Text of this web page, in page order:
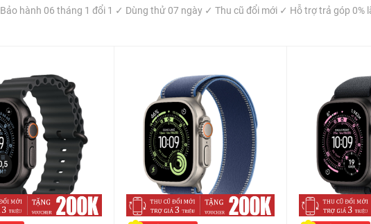
Bảo hành 06 tháng 1 đổi 1 ✓ Dùng thử 07 ngày ✓ Thu cũ đổi mới ✓ Hỗ trợ trả góp 0%